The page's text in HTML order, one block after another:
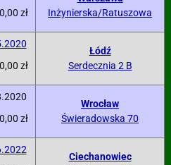
zł
Inżynierska/Ratuszowa
zł
Łódź
Serdecznia 2 B
zł
Wrocław
Świeradowska 70
Ciechanowiec